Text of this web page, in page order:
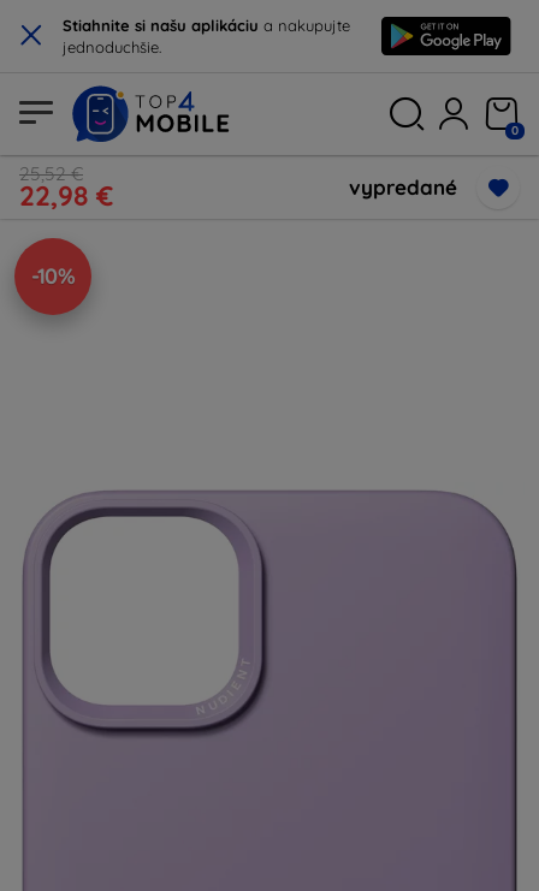
× Stiahnite si našu aplikáciu a nakupujte
jednoduchšie.
0
25,52 €
22,98 € vypredané
-10%